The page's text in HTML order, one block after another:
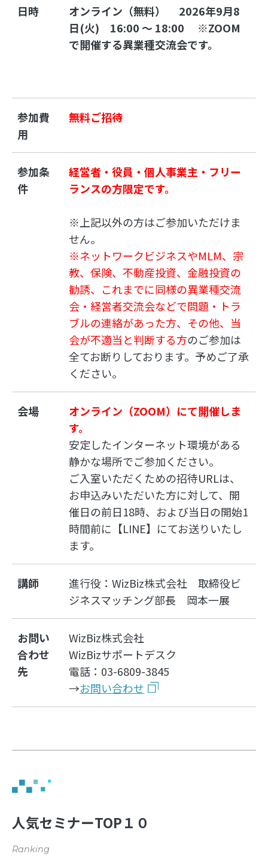
日時 オンライン（無料） 2026年9月8
日(火) 16:00 ～ 18:00 ※ZOOM
参加費
用
無料ご招待
参加条
件
経営者・役員・個人事業主・フリー
ランスの方限定です。
※上記以外の方はご参加いただけま
せん。
※ネットワークビジネスやMLM、宗
教、保険、不動産投資、金融投資の
勧誘、これまでに同様の異業種交流
会・経営者交流会などで問題・トラ
ブルの連絡があった方、その他、当
会が不適当と判断する方のご参加は
全てお断りしております。予めご了承
ください。
会場
オンライン（ZOOM）にて開催しま
す。
安定したインターネット環境がある
静かな場所でご参加ください。
ご入室いただくための招待URLは、
お申込みいただいた方に対して、開
催日の前日18時、および当日の開始1
時間前に【LINE】にてお送りいたし
ます。
講師
進行役：WizBiz株式会社 取締役ビ
ジネスマッチング部長 岡本一展
お問い
合わせ
先
WizBiz株式会社
WizBizサポートデスク
電話：03-6809-3845
→お問い合わせ
人気セミナーTOP１０
Ranking